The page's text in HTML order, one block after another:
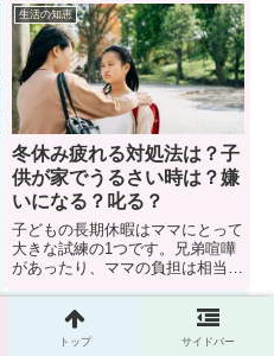
番するときのお昼ご飯をどうする
べきか？」悩んでいる働くママさ
んも多い。では、冬休みに入った
ら子供が留守番する際に、ご飯は
どうすれば良いのか？ここでは対
処法や作り置きレシピについて紹
介
生活の知恵
冬休み疲れる対処法は？子
供が家でうるさい時は？嫌
いになる？叱る？
子どもの長期休暇はママにとって
大きな試練の1つです。兄弟喧嘩
があったり、ママの負担は相当な
も大変。冬休みに入った子供が毎
日家に居て、精神的にも肉体的に
も限界を迎えて苦しんでいる母親
生活の知恵
トップ サイドバー